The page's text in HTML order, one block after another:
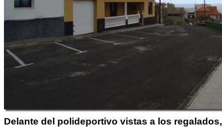
Delante del polideportivo vistas a los regalados,